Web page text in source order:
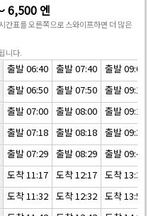
6,500 엔
간표를 오른쪽으로 스와이프하면 더 많은
니다.
출발 06:40 출발 07:40 출발 09:00
출발 06:50 출발 07:50 출발 09:10
출발 07:00 출발 08:00 출발 09:20
출발 07:18 출발 08:18 출발 09:38
출발 07:29 출발 08:29 출발 09:49
도착 11:17 도착 12:17 도착 13:37
도착 11:32 도착 12:32 도착 13:52